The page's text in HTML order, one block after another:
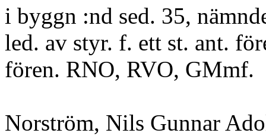
i byggn :nd sed. 35,
led. av styr. f. ett st. ant.
fören. RNO, RVO, GMmf.
Norström, Nils Gunnar